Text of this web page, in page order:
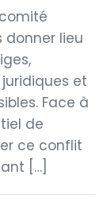
donner lieu
et
Face à
de
ce conflit
[…]